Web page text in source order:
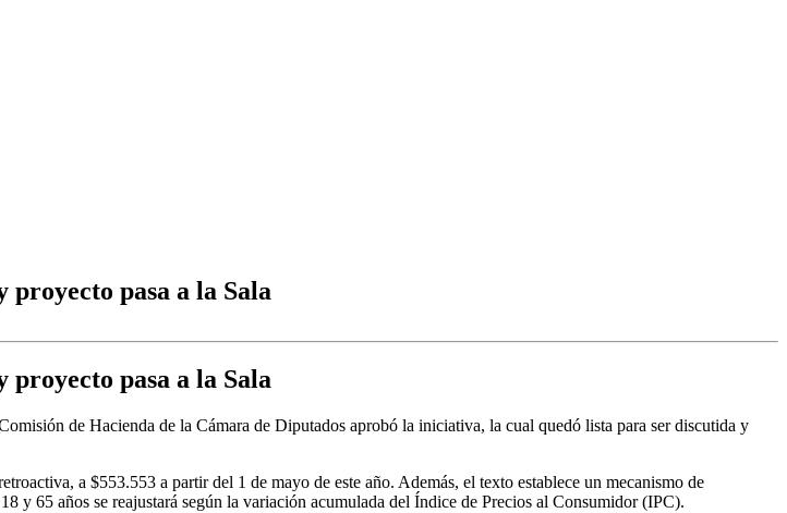
pasa a la Sala
pasa a la Sala
de Hacienda de la Cámara de Diputados aprobó la iniciativa, la cual quedó lista para ser discutida y
a $553.553 a partir del 1 de mayo de este año. Además, el texto establece un mecanismo de
y 65 años se reajustará según la variación acumulada del Índice de Precios al Consumidor (IPC).